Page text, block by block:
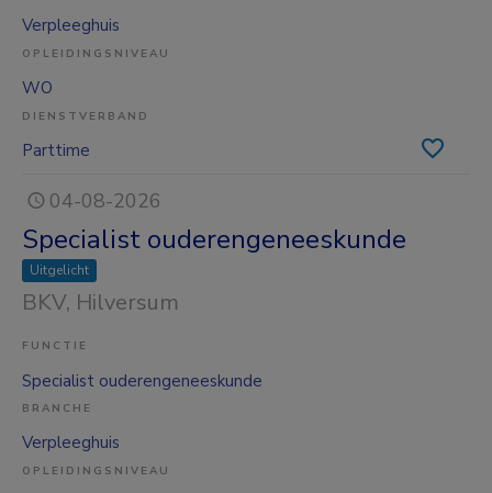
Verpleeghuis
OPLEIDINGSNIVEAU
WO
DIENSTVERBAND
Parttime
04-08-2026
Specialist ouderengeneeskunde
Uitgelicht
BKV, Hilversum
FUNCTIE
Specialist ouderengeneeskunde
BRANCHE
Verpleeghuis
OPLEIDINGSNIVEAU